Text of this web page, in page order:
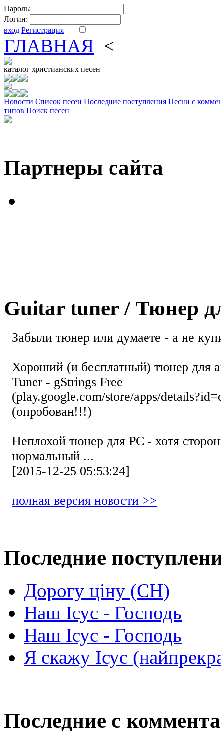
Пароль:
Логин:
вход Регистрация
ГЛАВНАЯ <
каталог христианских песен
Новости Cписок песен Последние поступления Песни с
типов Поиск песен
Партнеры сайта
Guitar tuner / Тюнер
Забыли тюнер или думаете - а не
Хороший (и бесплатный) тюнер для
Tuner - gStrings Free
(play.google.com/store/apps/
(опробован!!!)
Неплохой тюнер для РС - хотя
нормальный ...
[2015-12-25 05:53:24]
полная версия новости >>
Последние
Дорогу ціну (СН)
Наш Ісус - Господь
Наш Ісус - Господь
Я скажу Ісус
Последние с